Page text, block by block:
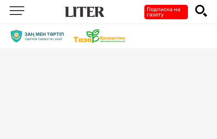
Подписка на
газету